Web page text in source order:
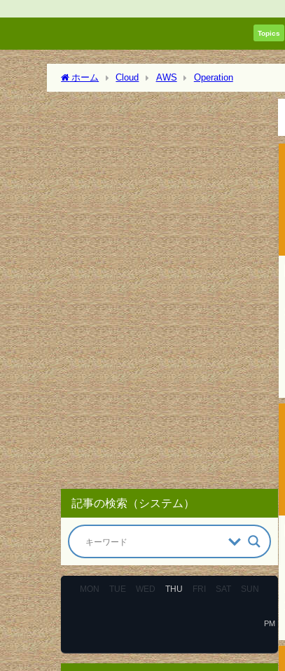
Topics
ホーム Cloud AWS Operation
記事の検索（システム）
MON TUE WED THU FRI SAT SUN
PM